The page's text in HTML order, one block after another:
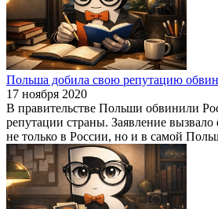
Польша добила свою репутацию
17 ноября 2020
В правительстве Польши обвинили
репутации страны. Заявление
не только в России, но и в самой